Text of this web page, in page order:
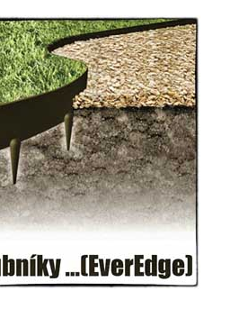
Slavkově
svatého Jiří v
ve
ve Hřensku
Marie v Novém
části Petrovic